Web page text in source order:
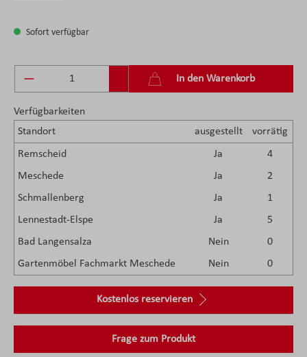
Sofort verfügbar
Produkt Anzahl: Gib den gewünschten Wert
In den Warenkorb
Verfügbarkeiten
Standort
ausgestellt vorrätig
Remscheid Ja
4
Meschede
Ja
2
Schmallenberg
Ja
1
Lennestadt-Elspe
Ja
5
Bad Langensalza
Nein
0
Gartenmöbel Fachmarkt Meschede
Nein 0
Kostenlos reservieren
Frage zum Produkt